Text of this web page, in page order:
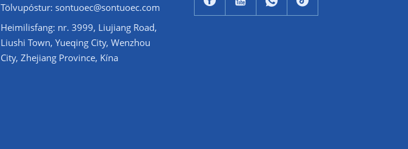
Tölvupóstur: sontuoec@sontuoec.com
Heimilisfang: nr. 3999, Liujiang Road,
Liushi Town, Yueqing City, Wenzhou
City, Zhejiang Province, Kína